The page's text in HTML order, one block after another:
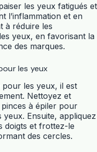
les yeux fatigués et
l’inflammation et en
à réduire les
yeux, en favorisant la
des marques.
les yeux
pour les yeux, il est
Nettoyez et
à épiler pour
Ensuite, appliquez
doigts et frottez-le
des cercles.